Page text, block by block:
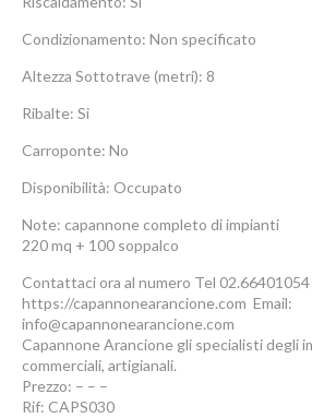
Condizionamento: Non specificato
Altezza Sottotrave (metri): 8
Ribalte: Si
Carroponte: No
Disponibilità: Occupato
Note: capannone completo di impianti
220 mq + 100 soppalco
Contattaci ora al numero Tel 02.66401054
https://capannonearancione.com  Email:
info@capannonearancione.com
Capannone Arancione gli specialisti degli
commerciali, artigianali.
Prezzo: – – –
Rif: CAPS030